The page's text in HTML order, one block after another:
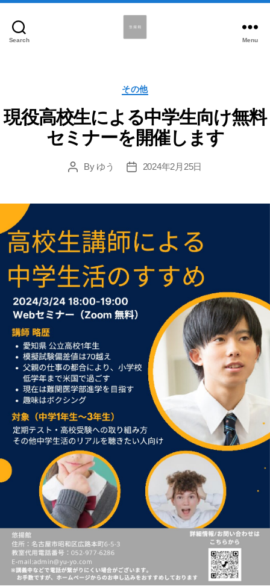
Search Menu
Categories
その他
現役高校生による中学生向け無料
セミナーを開催します
PostBy ゆう
Post2024年2月25日